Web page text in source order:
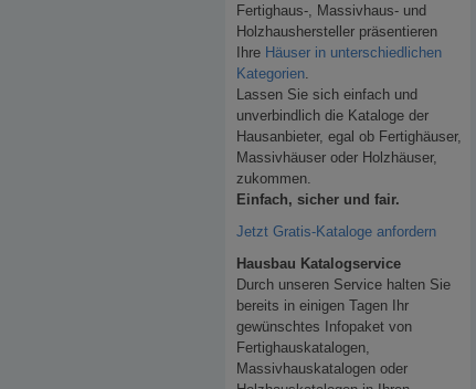
Fertighaus-, Massivhaus- und
Holzhaushersteller präsentieren
Ihre Häuser in unterschiedlichen
Kategorien
Lassen Sie sich einfach und
unverbindlich die Kataloge der
Hausanbieter, egal ob Fertighäuser,
Massivhäuser oder Holzhäuser,
zukommen.
Einfach, sicher und fair.
Jetzt Gratis-Kataloge anfordern
Hausbau Katalogservice
Durch unseren Service halten Sie
bereits in einigen Tagen Ihr
gewünschtes Infopaket von
Fertighauskatalogen,
Massivhauskatalogen oder